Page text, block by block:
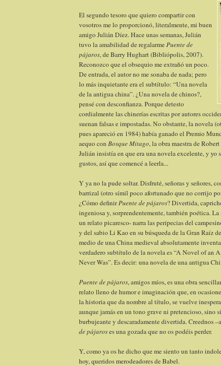
El segundo tesoro que quiero compartir con
vosotros me lo proporcionó, literalmente, mi buen
amigo Julián Díez. Hace unas semanas, Julián
tuvo la amabilidad de regalarmePuente de
pájaros, de Barry Hughart (Bibliópolis, 2007).
Reconozco que el obsequio me extrañó un poco.
De entrada, el autor no me sonaba de nada; pero
lo más inquietante era el subtítulo: “Una novela
de la antigua china”. ¿Una novela de chinos?,
pensé con desconfianza. Porque detesto
cordialmente las chinerías escritas por autores
suenan falsas e impostadas. No obstante, la novela
pues apareció en 1984) había ganado el Premio
aequo con Bosque Mitago, la obra maestra de
Julián insistía en que era una novela excelente, y yo
gustos, así que comencé a leerla...
Y ya no la pude soltar. Disfruté, señoras y señores,
barrizal (otro símil poco afortunado que no corrijo
¿Cómo definirPuente de pájaros? Divertida,
ingeniosa y, sorprendentemente, también poética.
un relato picaresco- narra las peripecias del
y del sabio Li Kao en su búsqueda de la Gran Raíz
medio de una China medieval absolutamente
verdadero subtítulo de la novela es “A Novel of an
Never Was”. Es decir: una novela de una antigua
Puente de pájaros, amigos míos, es una obra
relato lleno de humor e imaginación que, en
la historia que da nombre al título, se vuelve
aunque jamás en un tono grave ni pretencioso, sino
burbujeante y descaradamente divertida. Creednos
de pájaroses una gozada que no os podéis perder.
Y, como ya os he dicho que me siento un tanto
hoy, queridos merodeadores de Babel.